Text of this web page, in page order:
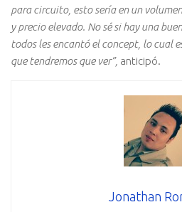
para circuito, esto sería en un
y precio elevado. No sé si hay una
todos les encantó el concept, lo cual
que tendremos que ver”, anticipó.
Jonathan